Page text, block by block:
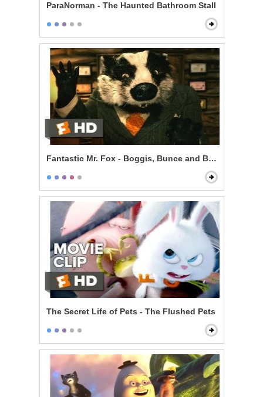
ParaNorman - The Haunted Bathroom Stall
Fantastic Mr. Fox - Boggis, Bunce and Bean
The Secret Life of Pets - The Flushed Pets